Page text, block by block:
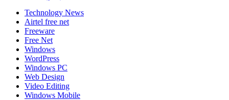
Technology News
Airtel free net
Freeware
Free Net
Windows
WordPress
Windows PC
Web Design
Video Editing
Windows Mobile